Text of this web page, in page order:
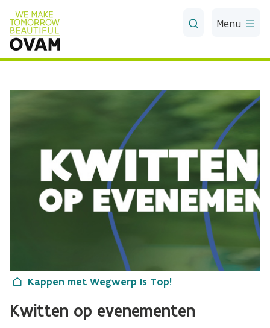
Skip to Main Content
Menu
Kappen met Wegwerp Is Top!
Kwitten op evenementen